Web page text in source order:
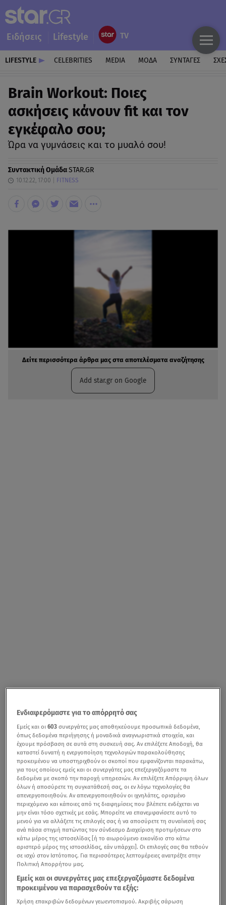
Ειδήσεις Lifestyle
LIFESTYLE CELEBRITIES MEDIA ΜΟΔΑ ΣΥΝΤΑΓΕΣ
Brain Workout: Ποιες
ασκήσεις κάνουν fit και τον
εγκέφαλο σου;
Ώρα να γυμνάσεις και το μυαλό σου!
Συντακτική ΟμάδαSTAR.GR
10.12.22, 17:00 FITNESS
Δείτε περισσότερα άρθρα μας στα αποτελέσματα αναζήτησης
Add star.gr on Google
Ενδιαφερόμαστε για το απόρρητό σας
Εμείς και οι603 συνεργάτες μας αποθηκεύουμε προσωπικά δεδομένα,
όπως δεδομένα περιήγησης ή μοναδικά αναγνωριστικά στοιχεία, και
έχουμε πρόσβαση σε αυτά στη συσκευή σας. Αν επιλέξετε Αποδοχή, θα
καταστεί δυνατή η ενεργοποίηση τεχνολογιών παρακολούθησης
προκειμένου να υποστηριχθούν οι σκοποί που εμφανίζονται παρακάτω,
για τους οποίους εμείς και οι συνεργάτες μας επεξεργαζόμαστε τα
δεδομένα με σκοπό την παροχή υπηρεσιών. Αν επιλέξετε Απόρριψη όλων
όλων ή αποσύρετε τη συγκατάθεσή σας, οι εν λόγω τεχνολογίες θα
απενεργοποιηθούν. Αν απενεργοποιηθούν οι ιχνηλάτες, ορισμένο
περιεχόμενο και κάποιες από τις διαφημίσεις που βλέπετε ενδέχεται να
μην είναι τόσο σχετικές με εσάς. Μπορείτε να επανεμφανίσετε αυτό το
μενού για να αλλάξετε τις επιλογές σας ή να αποσύρετε τη συναίνεσή σας
ανά πάσα στιγμή πατώντας τον σύνδεσμο Διαχείριση προτιμήσεων στο
κάτω μέρος της ιστοσελίδας [ή το αιωρούμενο εικονίδιο στο κάτω
αριστερό μέρος της ιστοσελίδας, εάν υπάρχει]. Οι επιλογές σας θα τεθούν
σε ισχύ στον Ιστότοπος. Για περισσότερες λεπτομέρειες ανατρέξτε στην
Πολιτική Απορρήτου μας.
Εμείς και οι συνεργάτες μας επεξεργαζόμαστε δεδομένα
προκειμένου να παρασχεθούν τα εξής:
Χρήση επακριβών δεδομένων γεωεντοπισμού. Ακριβής σάρωση